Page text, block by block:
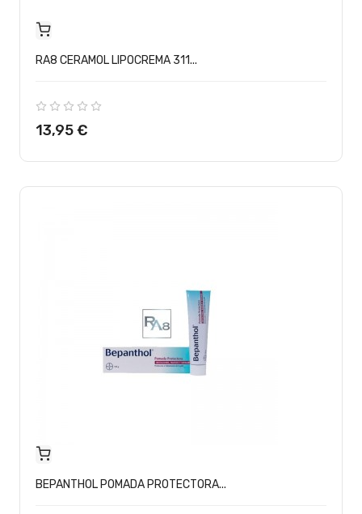
RA8 CERAMOL LIPOCREMA 311...
Precio
13,95 €
BEPANTHOL POMADA PROTECTORA...